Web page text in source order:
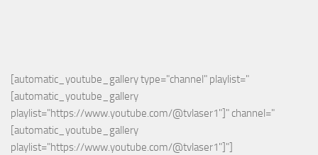
[automatic_youtube_gallery type="channel" playlist="
[automatic_youtube_gallery
playlist="https://www.youtube.com/@tvlaser1"]" channel="
[automatic_youtube_gallery
playlist="https://www.youtube.com/@tvlaser1"]"]